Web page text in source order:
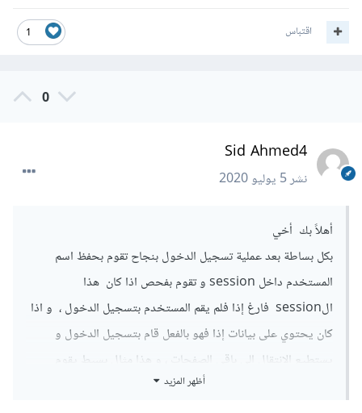
1 اقتباس
0
Sid Ahmed4
نشر5 يوليو 2020
أهلاً بك أخي
بكل بساطة بعد عملية تسجيل الدخول بنجاح تقوم بحفظ اسم
المستخدم داخل session و تقوم بفحص اذا كان هذا
الsession فارغ إذا فلم يقم المستخدم بتسجيل الدخول ، و اذا
كان يحتوي على بيانات إذا فهو بالفعل قام بتسجيل الدخول و
يستطيع الإنتقال الى باقي الصفحات ، و هذا مثال بسيط يقوم
بعملية فحص تسجيل الدخولأظهر المزيد